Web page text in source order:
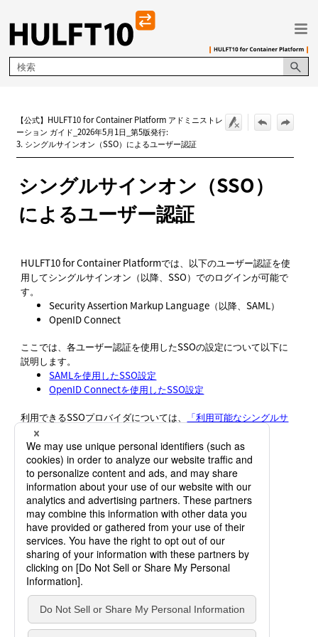
メイン コンテンツにスキップ
【公式】HULFT10 for Container Platform アドミニストレ
ーション ガイド_2026年5月1日_第5版発行:
3. シングルサインオン（SSO）によるユーザー認証
シングルサインオン（SSO）
によるユーザー認証
HULFT10 for Container Platformでは、以下のユーザー認証を使
用してシングルサインオン（以降、SSO）でのログインが可能で
す。
Security Assertion Markup Language（以降、SAML）
OpenID Connect
ここでは、各ユーザー認証を使用したSSOの設定について以下に
説明します。
SAMLを使用したSSO設定
OpenID Connectを使用したSSO設定
利用できるSSOプロバイダについては、
「利用可能なシングルサ
インオン（SSO）プロバイダ」